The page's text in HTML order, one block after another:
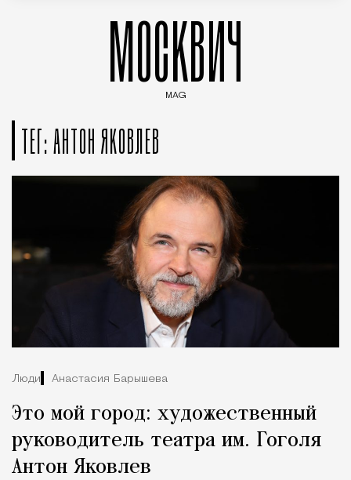
МОСКВИЧ
MAG
ТЕГ: АНТОН ЯКОВЛЕВ
Люди Анастасия Барышева
Это мой город: художественный
руководитель театра им. Гоголя
Антон Яковлев